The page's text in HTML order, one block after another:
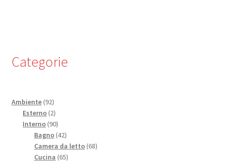
Categorie
Ambiente 9292
prodotti
Esterno 22
prodotti
Interno 9090
prodotti
Bagno 4242
prodotti
Camera da letto 6868
Cucina 6565